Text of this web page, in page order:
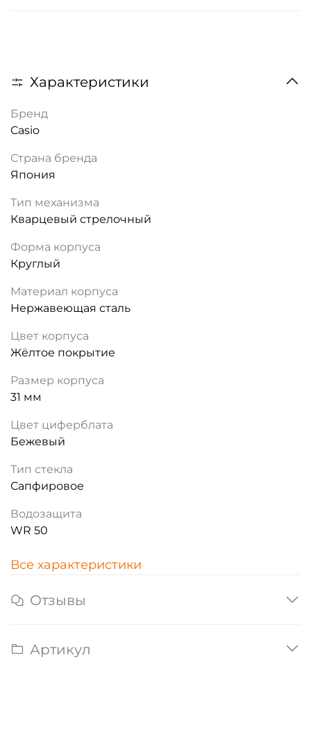
Характеристики
Бренд
Casio
Страна бренда
Япония
Тип механизма
Кварцевый стрелочный
Форма корпуса
Круглый
Материал корпуса
Нержавеющая сталь
Цвет корпуса
Жёлтое покрытие
Размер корпуса
31 мм
Цвет циферблата
Бежевый
Тип стекла
Сапфировое
Водозащита
WR 50
Все характеристики
Отзывы
Артикул